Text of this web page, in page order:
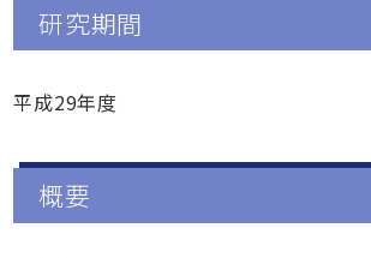
研究期間
平成29年度
概要